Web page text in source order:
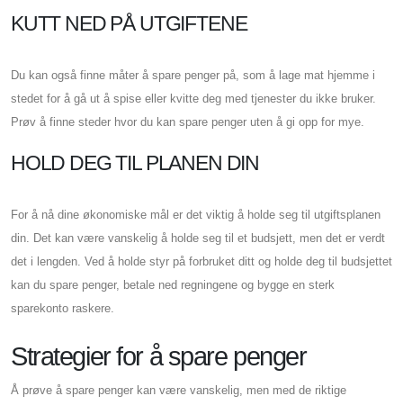
KUTT NED PÅ UTGIFTENE
Du kan også finne måter å spare penger på, som å lage mat hjemme i
stedet for å gå ut å spise eller kvitte deg med tjenester du ikke bruker.
Prøv å finne steder hvor du kan spare penger uten å gi opp for mye.
HOLD DEG TIL PLANEN DIN
For å nå dine økonomiske mål er det viktig å holde seg til utgiftsplanen
din. Det kan være vanskelig å holde seg til et budsjett, men det er verdt
det i lengden. Ved å holde styr på forbruket ditt og holde deg til budsjettet
kan du spare penger, betale ned regningene og bygge en sterk
sparekonto raskere.
Strategier for å spare penger
Å prøve å spare penger kan være vanskelig, men med de riktige